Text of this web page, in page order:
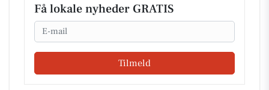
Få lokale nyheder GRATIS
Email
Tilmeld